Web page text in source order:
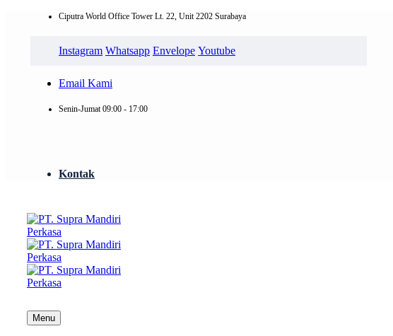
Ciputra World Office Tower Lt. 22, Unit 2202 Surabaya
Instagram Whatsapp Envelope Youtube
Email Kami
Senin-Jumat 09:00 - 17:00
Kontak
Menu